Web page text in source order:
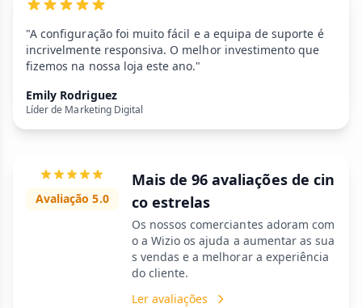
"A configuração foi muito fácil e a equipa de suporte é
incrivelmente responsiva. O melhor investimento que
fizemos na nossa loja este ano."
Emily Rodriguez
Líder de Marketing Digital
Avaliação 5.0
Mais de 96 avaliações de cin
co estrelas
Os nossos comerciantes adoram com
o a Wizio os ajuda a aumentar as sua
s vendas e a melhorar a experiência
do cliente.
Ler avaliações